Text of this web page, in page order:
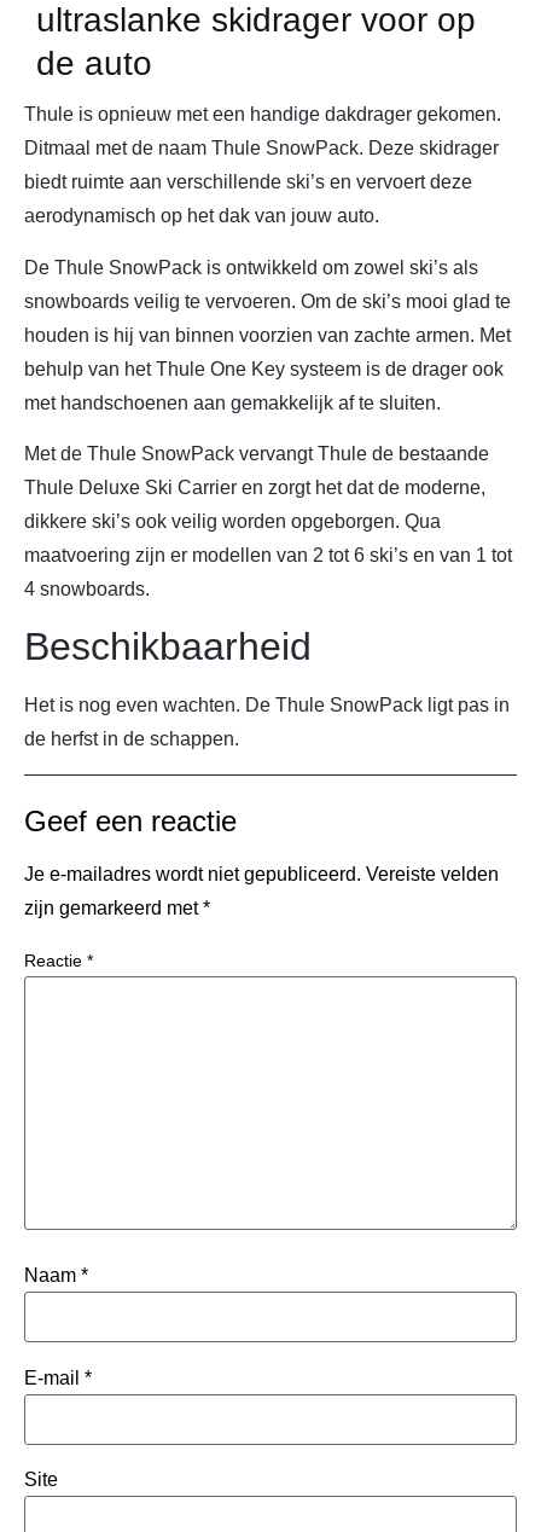
ultraslanke skidrager voor op
de auto
Thule is opnieuw met een handige dakdrager gekomen.
Ditmaal met de naam Thule SnowPack. Deze skidrager
biedt ruimte aan verschillende ski’s en vervoert deze
aerodynamisch op het dak van jouw auto.
De Thule SnowPack is ontwikkeld om zowel ski’s als
snowboards veilig te vervoeren. Om de ski’s mooi glad te
houden is hij van binnen voorzien van zachte armen. Met
behulp van het Thule One Key systeem is de drager ook
met handschoenen aan gemakkelijk af te sluiten.
Met de Thule SnowPack vervangt Thule de bestaande
Thule Deluxe Ski Carrier en zorgt het dat de moderne,
dikkere ski’s ook veilig worden opgeborgen. Qua
maatvoering zijn er modellen van 2 tot 6 ski’s en van 1 tot
4 snowboards.
Beschikbaarheid
Het is nog even wachten. De Thule SnowPack ligt pas in
de herfst in de schappen.
Geef een reactie
Je e-mailadres wordt niet gepubliceerd. Vereiste velden
zijn gemarkeerd met*
Reactie *
Naam *
E-mail *
Site